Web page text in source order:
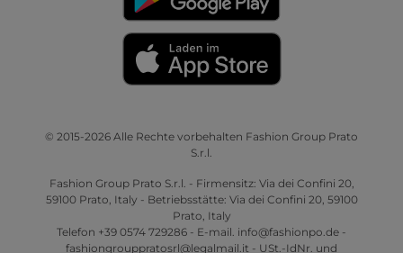
© 2015-2026 Alle Rechte vorbehalten Fashion Group Prato
S.r.l.
Fashion Group Prato S.r.l. - Firmensitz: Via dei Confini 20,
59100 Prato, Italy - Betriebsstätte: Via dei Confini 20, 59100
Prato, Italy
Telefon +39 0574 729286 - E-mail. info@fashionpo.de -
fashiongrouppratosrl@legalmail.it - USt.-IdNr. und